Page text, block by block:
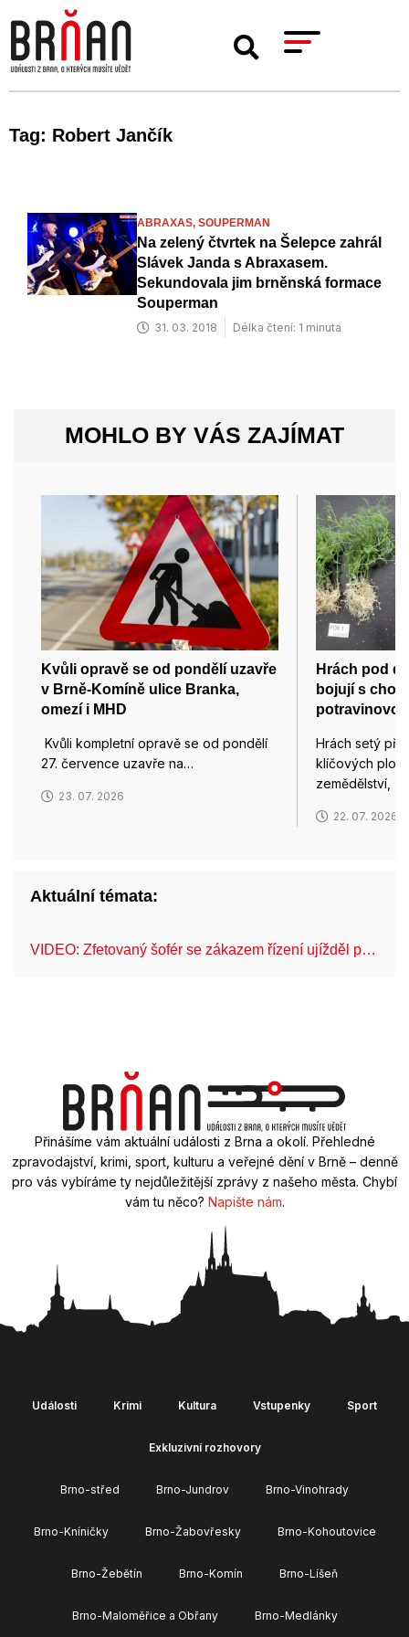
Tag: Robert Jančík
ABRAXAS, SOUPERMAN
Na zelený čtvrtek na Šelepce zahrál
Slávek Janda s Abraxasem.
Sekundovala jim brněnská formace
Souperman
31. 03. 2018 Délka čtení: 1 minuta
MOHLO BY VÁS ZAJÍMAT
Kvůli opravě se od pondělí uzavře
v Brně-Komíně ulice Branka,
omezí i MHD
Kvůli kompletní opravě se od pondělí
27. července uzavře na…
23. 07. 2026
Hrách pod
bojují s
Hrách setý
klíčových
zemědělství,
22. 07. 2026
Aktuální témata:
VIDEO: Zfetovaný šofér se zákazem řízení ujížděl p…
Přinášíme vám aktuální události z Brna a okolí. Přehledné
zpravodajství, krimi, sport, kulturu a veřejné dění v Brně – denně
pro vás vybíráme ty nejdůležitější zprávy z našeho města. Chybí
vám tu něco? Napište nám.
Události Krimi Kultura Vstupenky Sport
Exkluzivní rozhovory
Brno-střed Brno-Jundrov Brno-Vinohrady
Brno-Kníničky Brno-Žabovřesky Brno-Kohoutovice
Brno-Žebětín Brno-Komín Brno-Líšeň
Brno-Maloměřice a Obřany Brno-Medlánky